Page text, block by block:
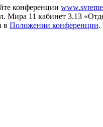
конференции
Мира 11 кабинет 3.13
в Положении конференции.